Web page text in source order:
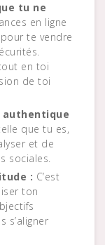
tu ne
en ligne
te vendre
en toi
de toi
authentique
que tu es,
et de
sociales.
: C’est
ton
s’aligner